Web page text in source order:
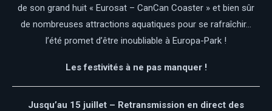
de son grand huit « Eurosat – CanCan Coaster » et bien sûr
de nombreuses attractions aquatiques pour se rafraîchir…
l’été promet d’être inoubliable à Europa-Park !
Les festivités à ne pas manquer !
Jusqu’au 15 juillet – Retransmission en direct des